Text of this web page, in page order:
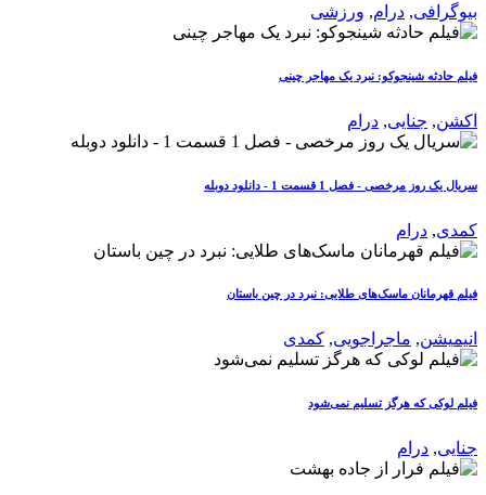
بیوگرافی, درام, ورزشی
فیلم حادثه شینجوکو: نبرد یک مهاجر چینی
اکشن, جنایی, درام
سریال یک روز مرخصی - فصل 1 قسمت 1 - دانلود دوبله
کمدی, درام
فیلم قهرمانان ماسک‌های طلایی: نبرد در چین باستان
انیمیشن, ماجراجویی, کمدی
فیلم لوکی که هرگز تسلیم نمی‌شود
جنایی, درام